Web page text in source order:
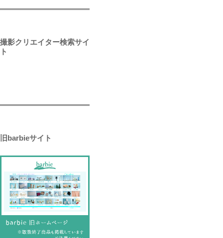
撮影クリエイター検索サイ
ト
旧barbieサイト